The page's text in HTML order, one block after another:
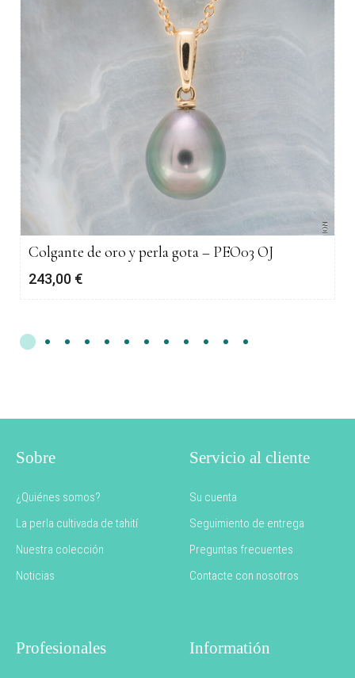
Colgante de oro y perla gota – PEO03 OJ
243,00 €
Sobre
¿Quiénes somos?
La perla cultivada de tahití
Nuestra colección
Noticias
Servicio al cliente
Su cuenta
Seguimiento de entrega
Preguntas frecuentes
Contacte con nosotros
Profesionales Informatión